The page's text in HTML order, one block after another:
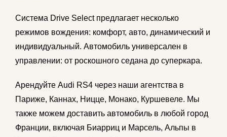
Система Drive Select предлагает несколько
режимов вождения: комфорт, авто, динамический и
индивидуальный. Автомобиль универсален в
управлении: от роскошного седана до суперкара.
Арендуйте Audi RS4 через наши агентства в
Париже, Каннах, Ницце, Монако, Куршевеле. Мы
также можем доставить автомобиль в любой город
Франции, включая Биарриц и Марсель, Альпы в